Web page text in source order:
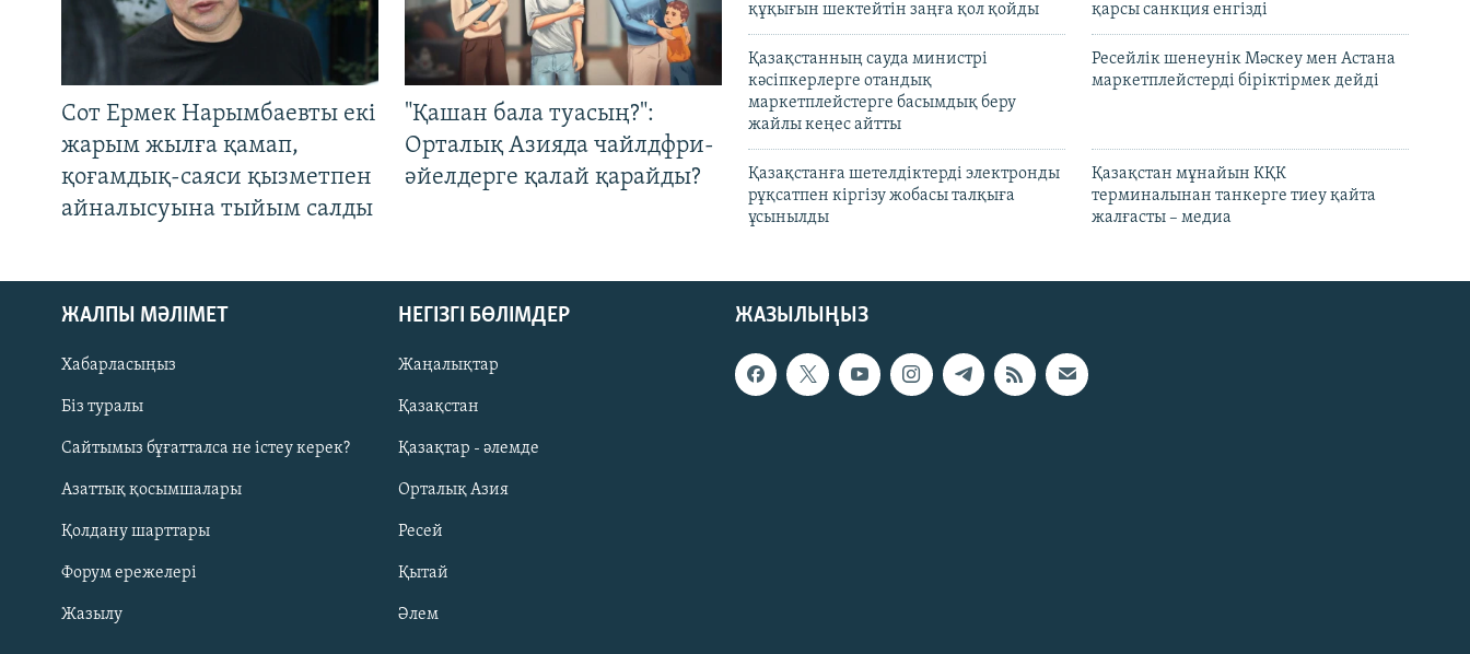
Русский
ЖАЗЫЛЫҢЫЗ
Сот Ермек Нарымбаевты екі
жарым жылға қамап,
қоғамдық-саяси қызметпен
айналысуына тыйым салды
"Қашан бала туасың?":
Орталық Азияда чайлдфри-
әйелдерге қалай қарайды?
құқығын шектейтін заңға қол қойды
қарсы санкция енгізді
Қазақстанның сауда министрі
кәсіпкерлерге отандық
маркетплейстерге басымдық беру
жайлы кеңес айтты
Ресейлік шенеунік Мәскеу мен Астана
маркетплейстерді біріктірмек дейді
Қазақстанға шетелдіктерді электронды
рұқсатпен кіргізу жобасы талқыға
ұсынылды
Қазақстан мұнайын КҚК
терминалынан танкерге тиеу қайта
жалғасты – медиа
ЖАЗЫЛЫҢЫЗ
ЖАЛПЫ МӘЛІМЕТ
Хабарласыңыз
Біз туралы
Сайтымыз бұғатталса не істеу керек?
Азаттық қосымшалары
Қолдану шарттары
Форум ережелері
Жазылу
НЕГІЗГІ БӨЛІМДЕР
Жаңалықтар
Қазақстан
Қазақтар - әлемде
Орталық Азия
Ресей
Қытай
Әлем